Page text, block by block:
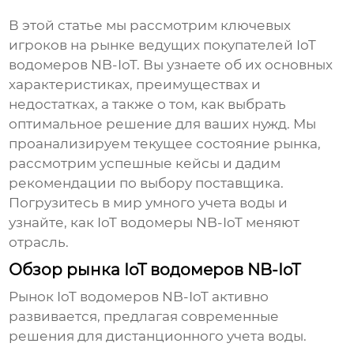
В этой статье мы рассмотрим ключевых
игроков на рынке ведущих покупателей IoT
водомеров NB-IoT. Вы узнаете об их основных
характеристиках, преимуществах и
недостатках, а также о том, как выбрать
оптимальное решение для ваших нужд. Мы
проанализируем текущее состояние рынка,
рассмотрим успешные кейсы и дадим
рекомендации по выбору поставщика.
Погрузитесь в мир умного учета воды и
узнайте, как IoT водомеры NB-IoT меняют
отрасль.
Обзор рынка IoT водомеров NB-IoT
Рынок IoT водомеров NB-IoT активно
развивается, предлагая современные
решения для дистанционного учета воды.